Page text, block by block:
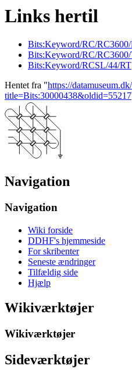
Links hertil
Bits:Keyword/RC/
Bits:Keyword/RC/
Bits:Keyword/RCSL/44/RT
Hentet fra "https://
title=Bits:30000438&oldid=55217
Navigation
Navigation
Wiki forside
DDHF's hjemmeside
For skribenter
Seneste ændringer
Tilfældig side
Hjælp
Wikiværktøjer
Wikiværktøjer
Sideværktøjer